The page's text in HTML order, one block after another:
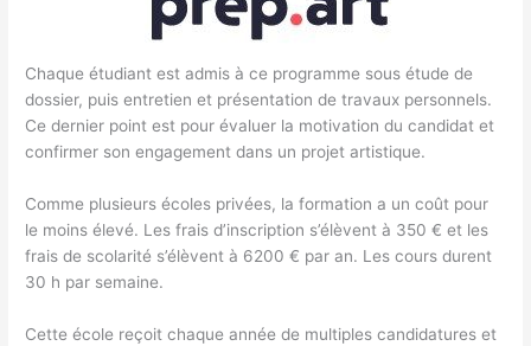
Chaque étudiant est admis à ce programme sous étude de
dossier, puis entretien et présentation de travaux personnels.
Ce dernier point est pour évaluer la motivation du candidat et
confirmer son engagement dans un projet artistique.
Comme plusieurs écoles privées, la formation a un coût pour
le moins élevé. Les frais d’inscription s’élèvent à 350 € et les
frais de scolarité s’élèvent à 6200 € par an. Les cours durent
30 h par semaine.
Cette école reçoit chaque année de multiples candidatures et